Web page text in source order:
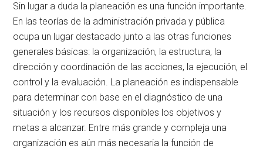
Sin lugar a duda la planeación es una función importante.
En las teorías de la administración privada y pública
ocupa un lugar destacado junto a las otras funciones
generales básicas: la organización, la estructura, la
dirección y coordinación de las acciones, la ejecución, el
control y la evaluación. La planeación es indispensable
para determinar con base en el diagnóstico de una
situación y los recursos disponibles los objetivos y
metas a alcanzar. Entre más grande y compleja una
organización es aún más necesaria la función de